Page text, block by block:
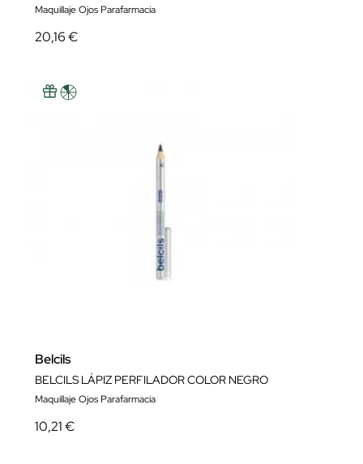
Maquillaje Ojos Parafarmacia
20,16 €
Belcils
BELCILS LÁPIZ PERFILADOR COLOR NEGRO
Maquillaje Ojos Parafarmacia
10,21 €